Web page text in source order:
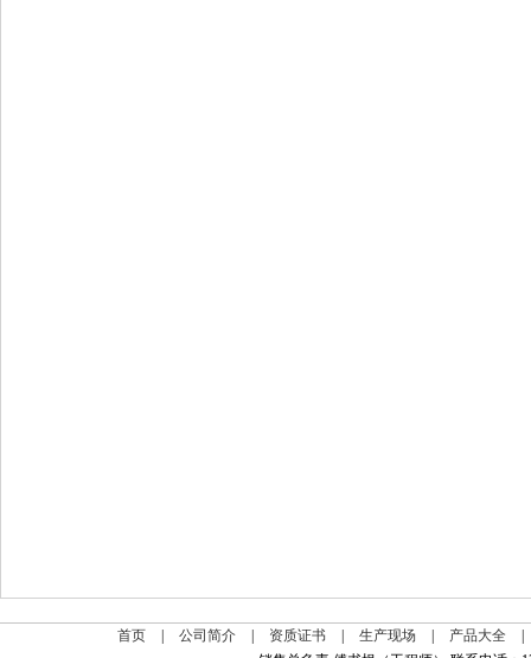
首页 | 公司简介 | 资质证书 | 生产现场 | 产品大全
|